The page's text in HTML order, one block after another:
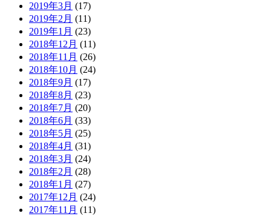
2019年3月 (17)
2019年2月 (11)
2019年1月 (23)
2018年12月 (11)
2018年11月 (26)
2018年10月 (24)
2018年9月 (17)
2018年8月 (23)
2018年7月 (20)
2018年6月 (33)
2018年5月 (25)
2018年4月 (31)
2018年3月 (24)
2018年2月 (28)
2018年1月 (27)
2017年12月 (24)
2017年11月 (11)